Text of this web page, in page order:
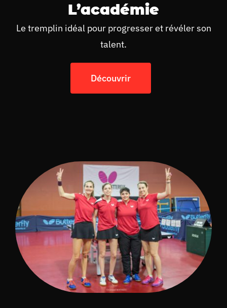
L’académie
Le tremplin idéal pour progresser et révéler son
talent.
Découvrir